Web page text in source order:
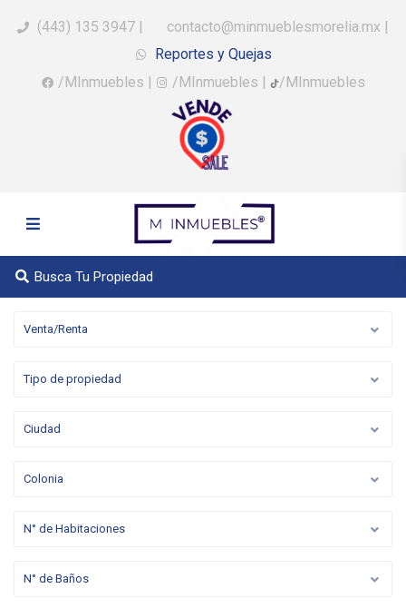
(443) 135 3947 | contacto@minmueblesmorelia.mx |
Reportes y Quejas
/MInmuebles | /MInmuebles | /MInmuebles
Busca Tu Propiedad
Venta/Renta
Tipo de propiedad
Ciudad
Colonia
N° de Habitaciones
N° de Baños